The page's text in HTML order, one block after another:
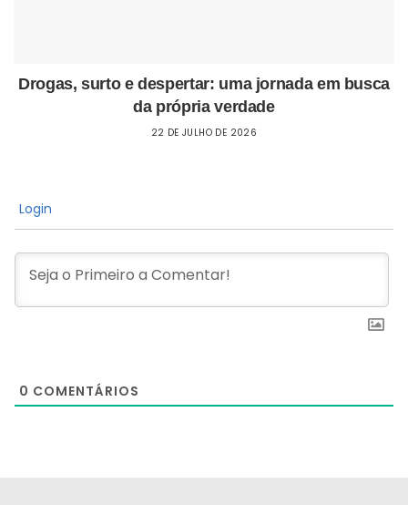
Drogas, surto e despertar: uma jornada em busca
da própria verdade
22 DE JULHO DE 2026
Login
0 COMENTÁRIOS